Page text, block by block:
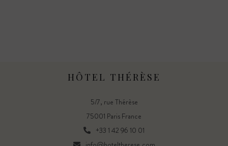
HÔTEL THÉRÈSE
5/7, rue Thérèse
75001 Paris France
+33 1 42 96 10 01